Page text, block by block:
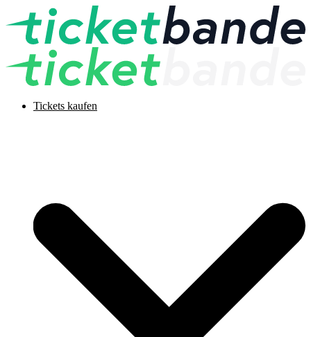
Tickets kaufen